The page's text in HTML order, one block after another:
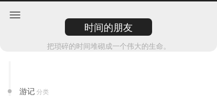
时间的朋友
把琐碎的时间堆砌成一个伟大的生命。
游记分类